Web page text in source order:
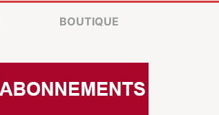
BOUTIQUE